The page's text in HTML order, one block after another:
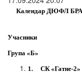
Календар ДЮФЛ БРАФ
Учасники
Група «Б»
1. СК «Гатне-2»